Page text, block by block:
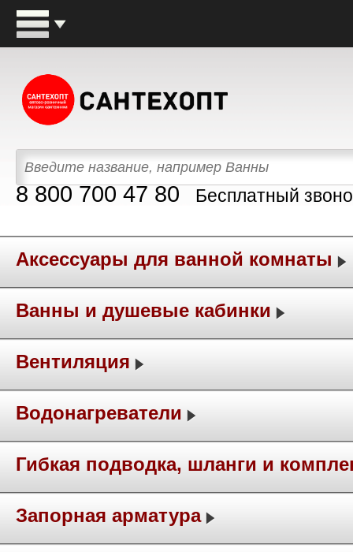
8 800 700 47 80 Бесплатный
Аксессуары для ванной комнаты
Ванны и душевые кабинки
Вентиляция
Водонагреватели
Гибкая подводка, шланги и
Запорная арматура